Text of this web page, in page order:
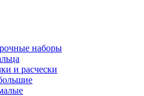
наборы
и расчески